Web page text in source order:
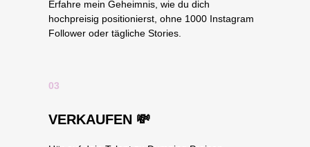
Erfahre mein Geheimnis, wie du dich
hochpreisig positionierst, ohne 1000 Instagram
Follower oder tägliche Stories.
03
VERKAUFEN 💸